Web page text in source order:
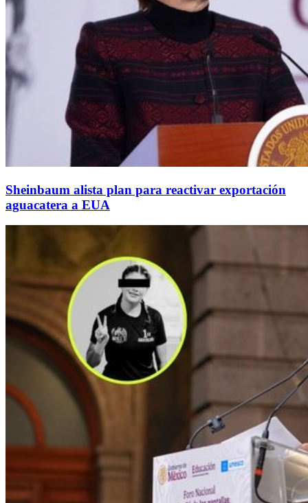
Sheinbaum alista plan para reactivar exportación
aguacatera a EUA